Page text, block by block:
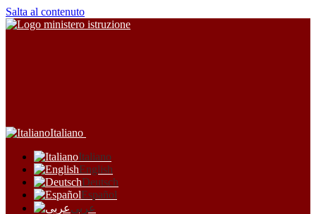
Salta al contenuto
Italiano
Italiano
English
Deutsch
Español
عربى